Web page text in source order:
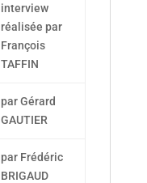
interview
réalisée par
François
TAFFIN
par Gérard
GAUTIER
par Frédéric
BRIGAUD